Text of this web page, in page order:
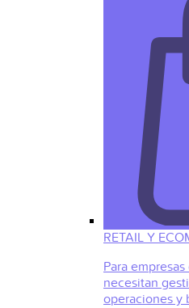
RETAIL Y
Para
necesitan
operaciones y